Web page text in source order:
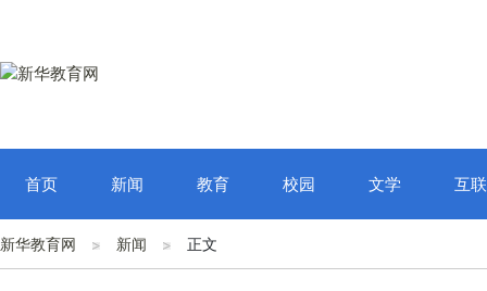
首页 新闻 教育 校园 文学 互
新华教育网 新闻 正文